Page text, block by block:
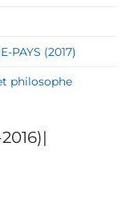
PAYS (2017)
philosophe